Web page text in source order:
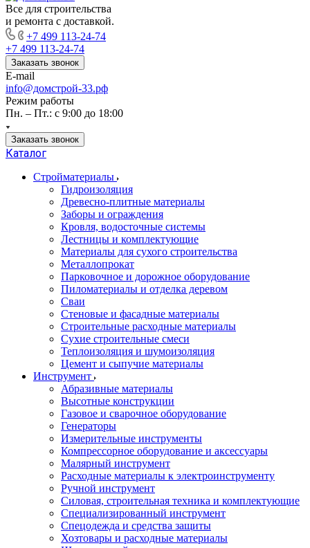
Все для строительства
и ремонта с доставкой.
+7 499 113-24-74
+7 499 113-24-74
Заказать звонок
E-mail
info@домстрой-33.рф
Режим работы
Пн. – Пт.: с 9:00 до 18:00
Заказать звонок
Каталог
Стройматериалы
Гидроизоляция
Древесно-плитные материалы
Заборы и ограждения
Кровля, водосточные системы
Лестницы и комплектующие
Материалы для сухого строительства
Металлопрокат
Парковочное и дорожное оборудование
Пиломатериалы и отделка деревом
Сваи
Стеновые и фасадные материалы
Строительные расходные материалы
Сухие строительные смеси
Теплоизоляция и шумоизоляция
Цемент и сыпучие материалы
Инструмент
Абразивные материалы
Высотные конструкции
Газовое и сварочное оборудование
Генераторы
Измерительные инструменты
Компрессорное оборудование и аксессуары
Малярный инструмент
Расходные материалы к электроинструменту
Ручной инструмент
Силовая, строительная техника и комплектующие
Специализированный инструмент
Спецодежда и средства защиты
Хозтовары и расходные материалы